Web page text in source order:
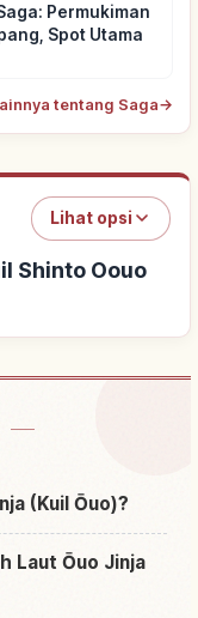
Permukiman
Spot Utama
tentang Saga→
Lihat opsi
Shinto Oouo
Oouo Jinja
↗
(Kuil Ōuo)?
Laut Ōuo Jinja